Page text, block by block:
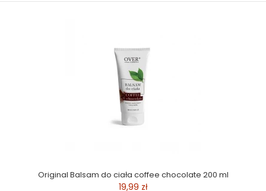
Original Balsam do ciała coffee chocolate 200 ml
19,99 zł